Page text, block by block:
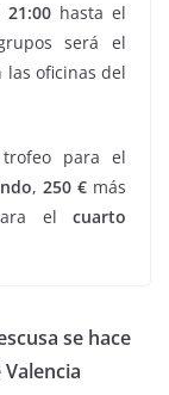
21:00hasta el
será el
las oficinas del
para el
, 250 €más
el cuarto
se hace